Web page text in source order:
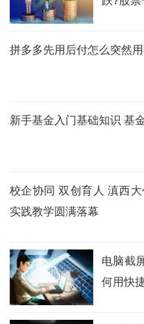
拼多多先用后付怎么突然
新手基金入门基础知识 基
校企协同 双创育人 滇西
实践教学圆满落幕
电脑截
何用快